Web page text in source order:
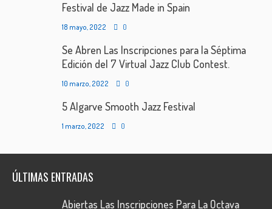
Festival de Jazz Made in Spain
18 mayo, 2022 0
Se Abren Las Inscripciones para la Séptima
Edición del 7 Virtual Jazz Club Contest.
10 marzo, 2022 0
5 Algarve Smooth Jazz Festival
1 marzo, 2022 0
ÚLTIMAS ENTRADAS
Abiertas Las Inscripciones Para La Octava